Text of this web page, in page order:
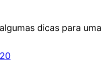
dicas para uma